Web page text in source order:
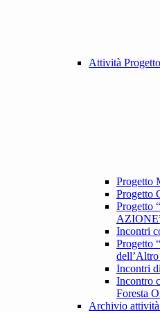
Attività
Progetto
Progetto
Progetto
Incontri
Progetto
Incontri
Incontro
Foresta
Archivio attività